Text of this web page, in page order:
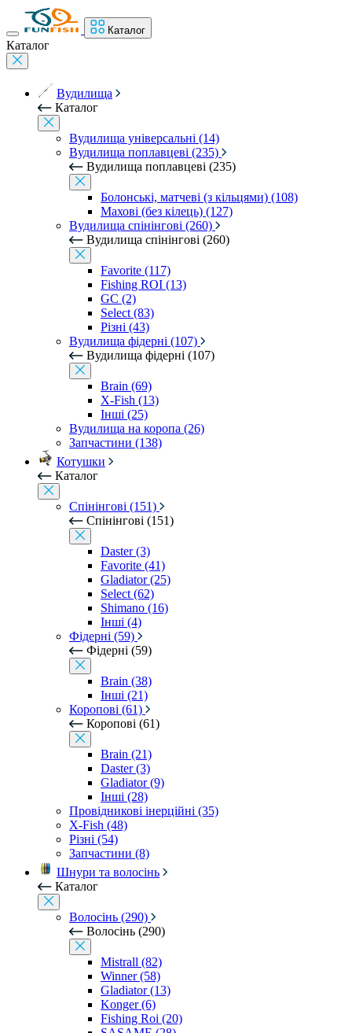
Каталог
Каталог
Вудилища
Каталог
Вудилища універсальні (14)
Вудилища поплавцеві (235)
Вудилища поплавцеві (235)
Болонські, матчеві (з кільцями) (108)
Махові (без кілець) (127)
Вудилища спінінгові (260)
Вудилища спінінгові (260)
Favorite (117)
Fishing ROI (13)
GC (2)
Select (83)
Різні (43)
Вудилища фідерні (107)
Вудилища фідерні (107)
Brain (69)
X-Fish (13)
Інші (25)
Вудилища на коропа (26)
Запчастини (138)
Котушки
Каталог
Спінінгові (151)
Спінінгові (151)
Daster (3)
Favorite (41)
Gladiator (25)
Select (62)
Shimano (16)
Інші (4)
Фідерні (59)
Фідерні (59)
Brain (38)
Інші (21)
Коропові (61)
Коропові (61)
Brain (21)
Daster (3)
Gladiator (9)
Інші (28)
Провідникові інерційні (35)
X-Fish (48)
Різні (54)
Запчастини (8)
Шнури та волосінь
Каталог
Волосінь (290)
Волосінь (290)
Mistrall (82)
Winner (58)
Gladiator (13)
Konger (6)
Fishing Roi (20)